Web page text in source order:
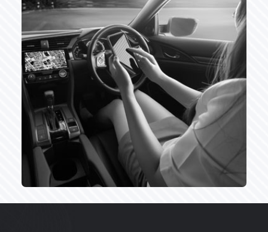
Souscrivez en ligne des
contrats d’assurance
conçus spécialement
pour les voitures
hybrides.